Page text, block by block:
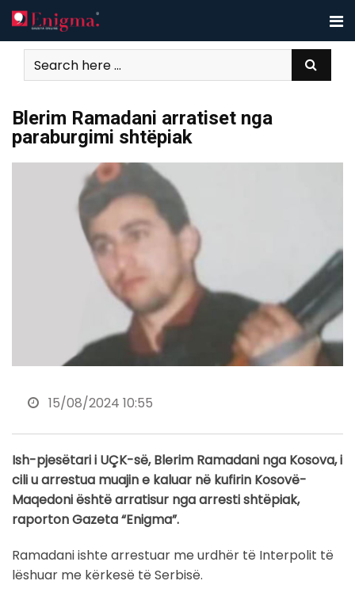
Skip
to
content
Blerim Ramadani arratiset nga
paraburgimi shtëpiak
15/08/2024 10:55
Ish-pjesëtari i UÇK-së, Blerim Ramadani nga Kosova, i
cili u arrestua muajin e kaluar në kufirin Kosovë-
Maqedoni është arratisur nga arresti shtëpiak,
raporton Gazeta “Enigma”.
Ramadani ishte arrestuar me urdhër të Interpolit të
lëshuar me kërkesë të Serbisë.